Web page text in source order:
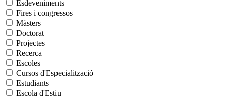
Esdeveniments
Fires i congressos
Màsters
Doctorat
Projectes
Recerca
Escoles
Cursos d'Especialització
Estudiants
Escola d'Estiu